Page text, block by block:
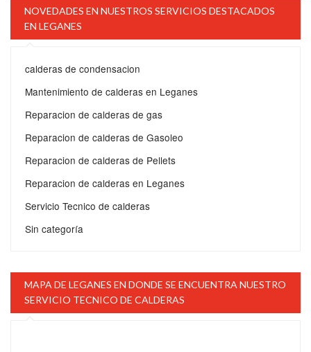
NOVEDADES EN NUESTROS SERVICIOS DESTACADOS
EN LEGANES
calderas de condensacion
Mantenimiento de calderas en Leganes
Reparacion de calderas de gas
Reparacion de calderas de Gasoleo
Reparacion de calderas de Pellets
Reparacion de calderas en Leganes
Servicio Tecnico de calderas
Sin categoría
MAPA DE LEGANES EN DONDE SE ENCUENTRA NUESTRO
SERVICIO TECNICO DE CALDERAS